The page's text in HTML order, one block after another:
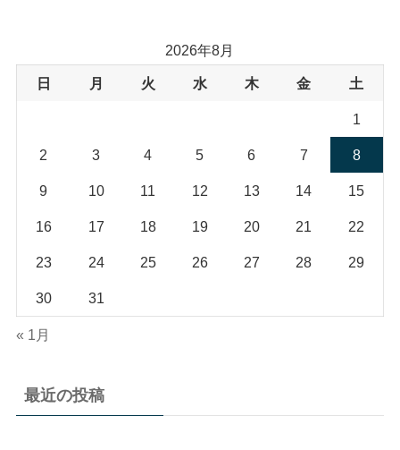
2026年8月
日 月 火 水 木 金 土
1
2 3 4 5 6 7 8
9 10 11 12 13 14 15
16 17 18 19 20 21 22
23 24 25 26 27 28 29
30 31
« 1月
最近の投稿